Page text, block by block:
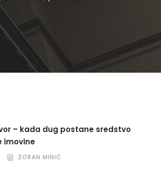
– kada dug postane sredstvo
imovine
ZORAN MINIĆ